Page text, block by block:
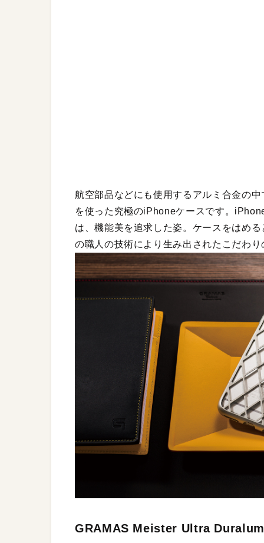
航空部品などにも使用するアルミ合金の
を使った究極のiPhoneケースです。
は、機能美を追求した姿。ケースをはめ
の職人の技術により生み出されたこだわ
GRAMAS Meister Ultra